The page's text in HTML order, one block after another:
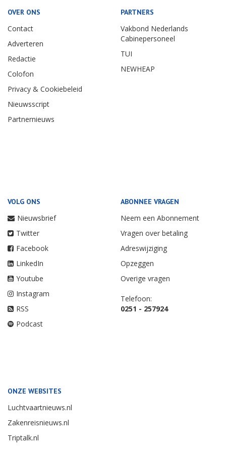
OVER ONS
Contact
Adverteren
Redactie
Colofon
Privacy & Cookiebeleid
Nieuwsscript
Partnernieuws
PARTNERS
Vakbond Nederlands
Cabinepersoneel
TUI
NEWHEAP
VOLG ONS
Nieuwsbrief
Twitter
Facebook
LinkedIn
Youtube
Instagram
RSS
Podcast
ABONNEE VRAGEN
Neem een Abonnement
Vragen over betaling
Adreswijziging
Opzeggen
Overige vragen
Telefoon:
0251 - 257924
ONZE WEBSITES
Luchtvaartnieuws.nl
Zakenreisnieuws.nl
Triptalk.nl